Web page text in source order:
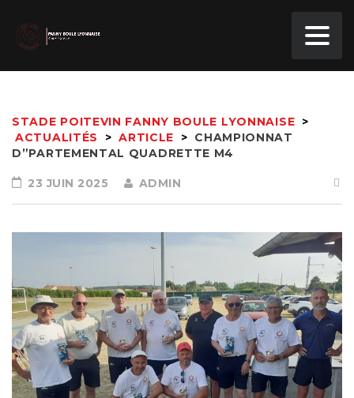
STADE POITEVIN FANNY BOULE LYONNAISE >
ACTUALITÉS
> ARTICLE > CHAMPIONNAT
D”PARTEMENTAL QUADRETTE M4
23 JUIN 2025 ADMIN